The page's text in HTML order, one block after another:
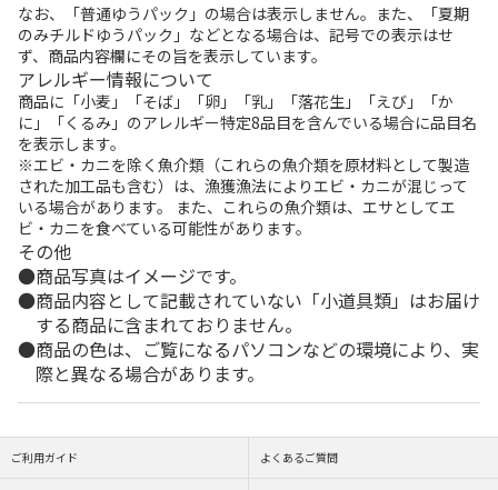
なお、「普通ゆうパック」の場合は表示しません。また、「夏期
のみチルドゆうパック」などとなる場合は、記号での表示はせ
ず、商品内容欄にその旨を表示しています。
アレルギー情報について
商品に「小麦」「そば」「卵」「乳」「落花生」「えび」「か
に」「くるみ」のアレルギー特定8品目を含んでいる場合に品目名
を表示します。
※エビ・カニを除く魚介類（これらの魚介類を原材料として製造
された加工品も含む）は、漁獲漁法によりエビ・カニが混じって
いる場合があります。 また、これらの魚介類は、エサとしてエ
ビ・カニを食べている可能性があります。
その他
商品写真はイメージです。
商品内容として記載されていない「小道具類」はお届け
する商品に含まれておりません。
商品の色は、ご覧になるパソコンなどの環境により、実
際と異なる場合があります。
ご利用ガイド よくあるご質問